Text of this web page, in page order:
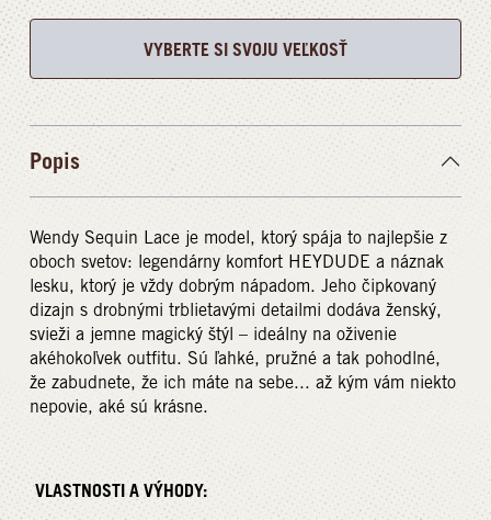
VYBERTE SI SVOJU VEĽKOSŤ
Popis
Wendy Sequin Lace je model, ktorý spája to najlepšie z
oboch svetov: legendárny komfort HEYDUDE a náznak
lesku, ktorý je vždy dobrým nápadom. Jeho čipkovaný
dizajn s drobnými trblietavými detailmi dodáva ženský,
svieži a jemne magický štýl – ideálny na oživenie
akéhokoľvek outfitu. Sú ľahké, pružné a tak pohodlné,
že zabudnete, že ich máte na sebe... až kým vám niekto
nepovie, aké sú krásne.
VLASTNOSTI A VÝHODY: